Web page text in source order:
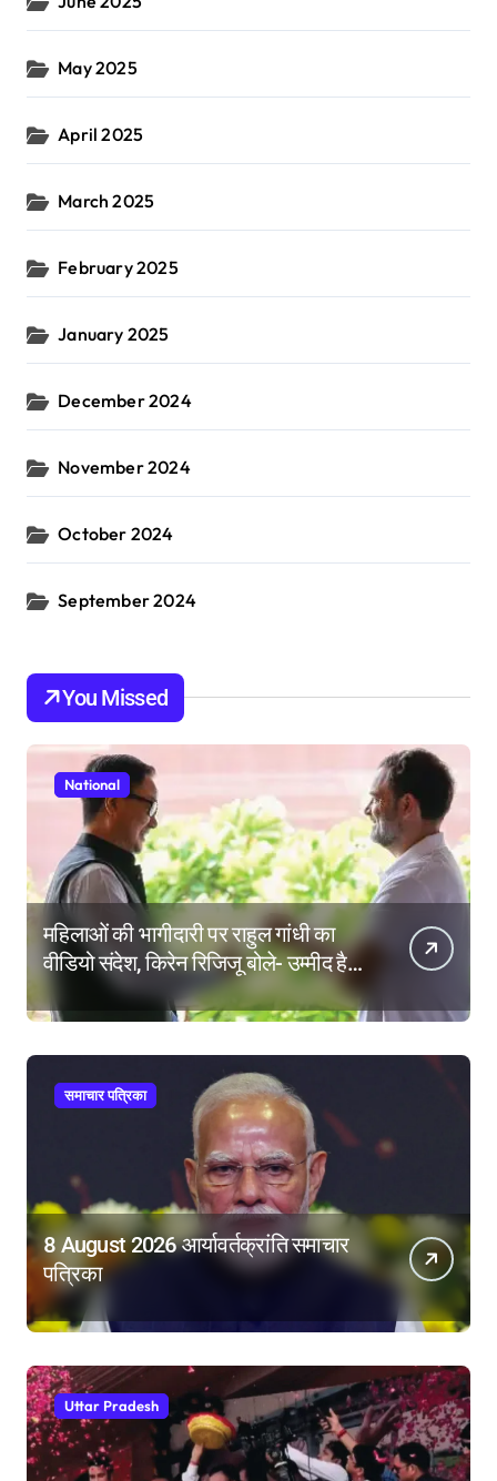
May 2025
April 2025
March 2025
February 2025
January 2025
December 2024
November 2024
October 2024
September 2024
You Missed
National
महिलाओं की भागीदारी पर राहुल गांधी का
वीडियो संदेश, किरेन रिजिजू बोले- उम्मीद है
महिला आरक्षण बिल का बिना शर्त करेंगे
समर्थन
समाचार पत्रिका
8 August 2026 आर्यावर्तक्रांति समाचार
पत्रिका
Uttar Pradesh